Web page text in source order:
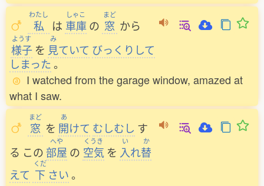
わたし
私 は
しゃこ
車庫 の
まど
窓 から
ようす
様子 を
み
見ていて びっくりして
しまった。
I watched from the garage window, amazed at
what I saw.
まど
窓 を
あ
開けて むしむし す
る この
へや
部屋 の
くうき
空気 を
い
入れ
か
替
えて
くだ
下 さい。